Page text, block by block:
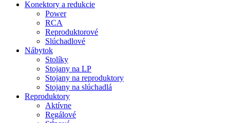
Konektory a redukcie
Power
RCA
Reproduktorové
Slúchadlové
Nábytok
Stolíky
Stojany na LP
Stojany na reproduktory
Stojany na slúchadlá
Reproduktory
Aktívne
Regálové